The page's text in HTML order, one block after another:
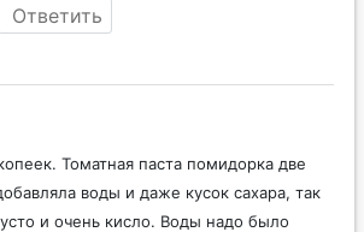
Ответить
Томатная паста помидорка две
воды и даже кусок сахара, так
и очень кисло. Воды надо было